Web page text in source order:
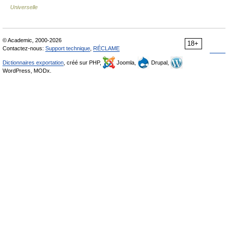
Universelle
18+
© Academic, 2000-2026
Contactez-nous: Support technique RÉCLAME
Dictionnaires exportation , créé sur PHP, Joomla,
Drupal,
WordPress, MODx.